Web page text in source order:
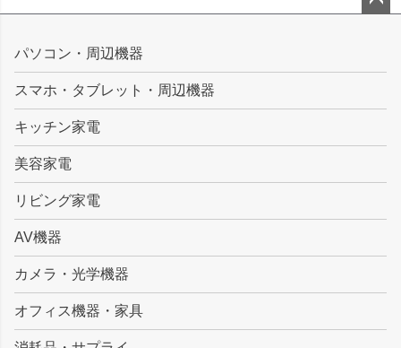
ップ
パソコン・周辺機器
スマホ・タブレット・周辺機器
キッチン家電
美容家電
リビング家電
AV機器
カメラ・光学機器
オフィス機器・家具